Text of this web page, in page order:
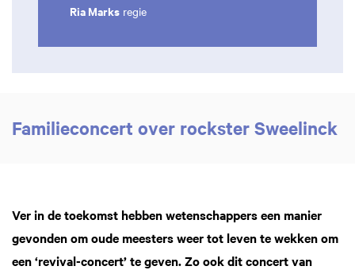
Ria Marks regie
Familieconcert over rockster Sweelinck
Ver in de toekomst hebben wetenschappers een manier
gevonden om oude meesters weer tot leven te wekken om
een ‘revival-concert’ te geven. Zo ook dit concert van